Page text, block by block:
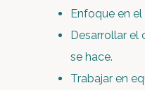
Enfoque en el
Desarrollar el
se hace.
Trabajar en